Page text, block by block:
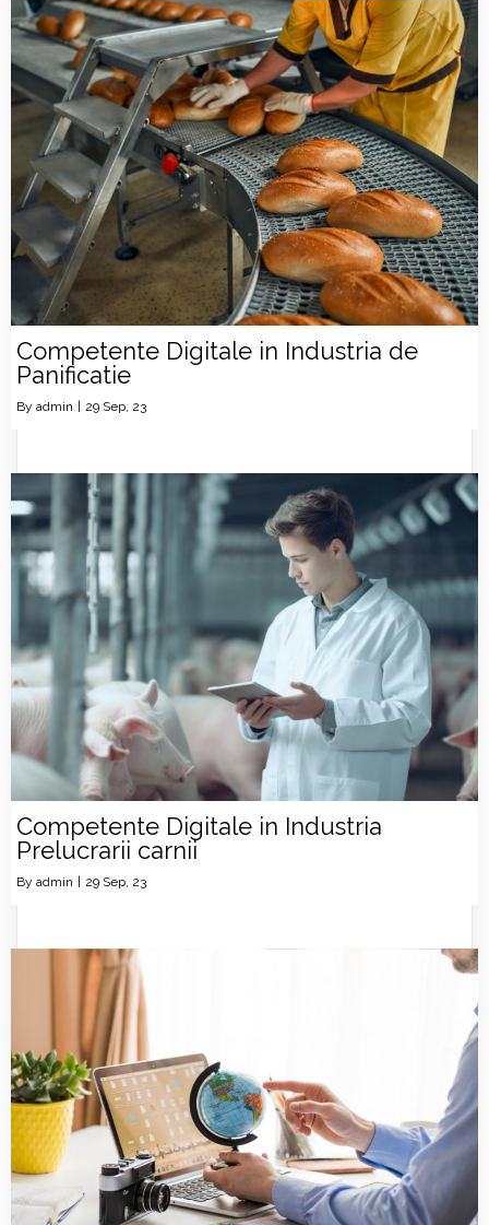
Competente Digitale in Industria de
Panificatie
By admin 29 Sep, 23
Competente Digitale in Industria
Prelucrarii carnii
By admin | 29 Sep, 23